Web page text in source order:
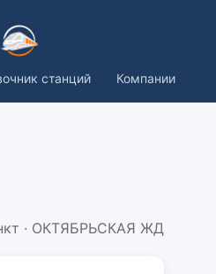
станций Компании
· ОКТЯБРЬСКАЯ ЖД